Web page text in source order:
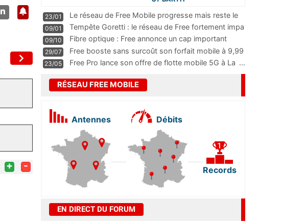
+ -
23/01
Le réseau de Free Mobile progresse mais reste le
m
...
09/01
Tempête Goretti : le réseau de Free fortement impa
09/10
Fibre optique : Free annonce un cap important
pass
...
29/07
Free booste sans surcoût son forfait mobile à 9,99
23/05 Free Pro lance son offre de flotte mobile 5G à La ...
RÉSEAU FREE MOBILE
Antennes Débits
Records
EN DIRECT DU FORUM